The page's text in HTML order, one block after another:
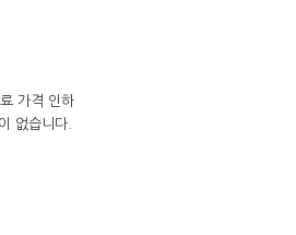
가격 인하
없습니다.